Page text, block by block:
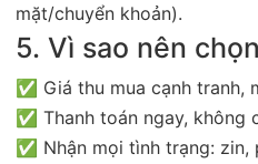
mặt/chuyển khoản).
5. Vì sao nên
✅ Giá thu mua cạnh tranh,
✅ Thanh toán ngay, không
✅ Nhận mọi tình trạng: zin,